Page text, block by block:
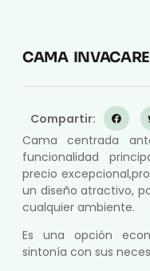
CAMA
Compartir:
Cama centrada
funcionalidad
precio
un diseño atractivo,
cualquier ambiente.
Es una opción
sintonía con sus